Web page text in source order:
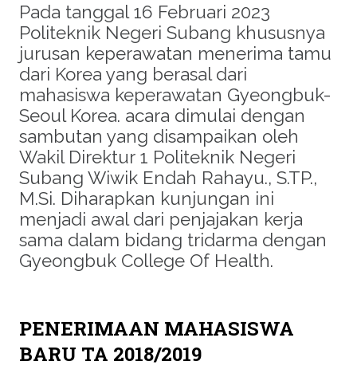
Pada tanggal 16 Februari 2023
Politeknik Negeri Subang khususnya
jurusan keperawatan menerima tamu
dari Korea yang berasal dari
mahasiswa keperawatan Gyeongbuk-
Seoul Korea. acara dimulai dengan
sambutan yang disampaikan oleh
Wakil Direktur 1 Politeknik Negeri
Subang Wiwik Endah Rahayu., S.TP.,
M.Si. Diharapkan kunjungan ini
menjadi awal dari penjajakan kerja
sama dalam bidang tridarma dengan
Gyeongbuk College Of Health.
PENERIMAAN MAHASISWA
BARU TA 2018/2019